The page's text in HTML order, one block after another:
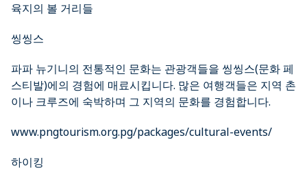
육지의 볼 거리들
씽씽스
파파 뉴기니의 전통적인 문화는 관광객들을 씽씽스(문화 페
스티발)에의 경험에 매료시킵니다. 많은 여행객들은 지역 촌
이나 크루즈에 숙박하며 그 지역의 문화를 경험합니다.
www.pngtourism.org.pg/packages/cultural-events/
하이킹